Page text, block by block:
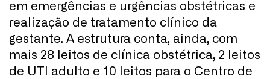
em emergências e urgências obstétricas e
realização de tratamento clínico da
gestante. A estrutura conta, ainda, com
mais 28 leitos de clínica obstétrica, 2 leitos
de UTI adulto e 10 leitos para o Centro de